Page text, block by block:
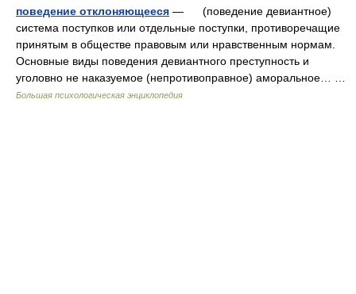
поведение отклоняющееся — (поведение девиантное)
система поступков или отдельные поступки, противоречащие
принятым в обществе правовым или нравственным нормам.
Основные виды поведения девиантного преступность и
уголовно не наказуемое (непротивоправное) аморальное… …
Большая психологическая энциклопедия